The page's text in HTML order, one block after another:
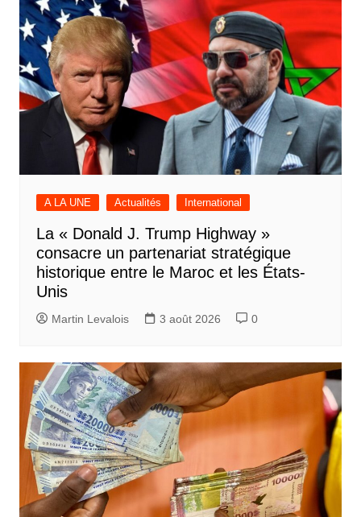
A LA UNE Actualités International
La « Donald J. Trump Highway »
consacre un partenariat stratégique
historique entre le Maroc et les États-
Unis
Martin Levalois 3 août 2026 0